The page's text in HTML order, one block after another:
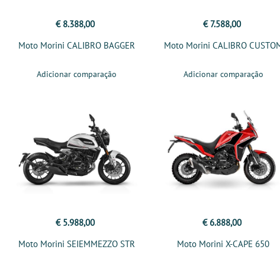
€ 8.388,00
Moto Morini CALIBRO BAGGER
Adicionar comparação
€ 7.588,00
Moto Morini CALIBRO
Adicionar comparação
€ 5.988,00
Moto Morini SEIEMMEZZO STR
€ 6.888,00
Moto Morini X-CAPE 650